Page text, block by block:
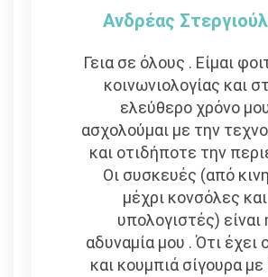
Ανδρέας
Γεια σε όλους . Είμαι
κοινωνιολογίας και
ελεύθερο χρόνο
ασχολούμαι με την
και οτιδήποτε την
Οι συσκευές (από
μέχρι κονσόλες και
υπολογιστές) είναι
αδυναμία μου . Ότι έχει
και κουμπιά σίγουρα με